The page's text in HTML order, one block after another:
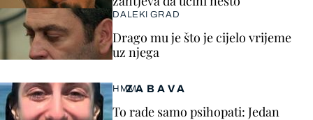
ZABAVA
HMM…
To rade samo psihopati: Jedan
DALEKI GRAD
Drago mu je što je cijelo vrijeme
uz njega